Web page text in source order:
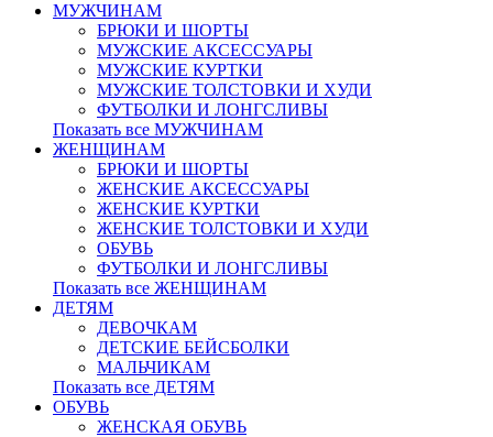
МУЖЧИНАМ
БРЮКИ И ШОРТЫ
МУЖСКИЕ АКСЕССУАРЫ
МУЖСКИЕ КУРТКИ
МУЖСКИЕ ТОЛСТОВКИ И ХУДИ
ФУТБОЛКИ И ЛОНГСЛИВЫ
Показать все МУЖЧИНАМ
ЖЕНЩИНАМ
БРЮКИ И ШОРТЫ
ЖЕНСКИЕ АКСЕССУАРЫ
ЖЕНСКИЕ КУРТКИ
ЖЕНСКИЕ ТОЛСТОВКИ И ХУДИ
ОБУВЬ
ФУТБОЛКИ И ЛОНГСЛИВЫ
Показать все ЖЕНЩИНАМ
ДЕТЯМ
ДЕВОЧКАМ
ДЕТСКИЕ БЕЙСБОЛКИ
МАЛЬЧИКАМ
Показать все ДЕТЯМ
ОБУВЬ
ЖЕНСКАЯ ОБУВЬ